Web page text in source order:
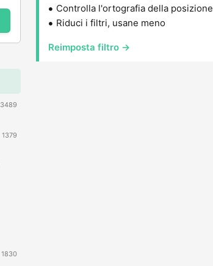
3489
1379
1830
Controlla l'ortografia della posizione
Riduci i filtri, usane meno
Reimposta filtro →